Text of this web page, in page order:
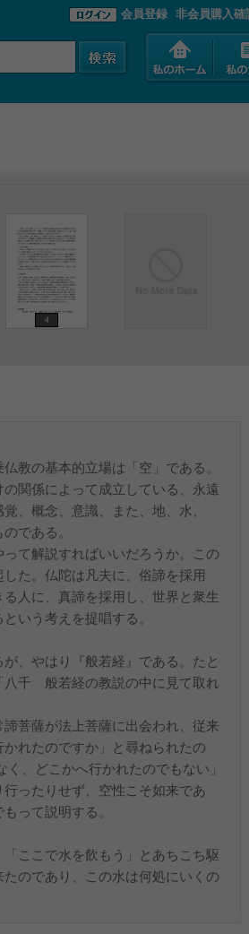
会員登録 非会員購入確
4
教の基本的立場は「空」である。
関係によって成立している、永遠
、概念、意識、また、地、水、
である。
て解説すればいいだろうか。この
た。仏陀は凡夫に、俗諦を採用
人に、真諦を採用し、世界と衆生
いう考えを提唱する。
、やはり『般若経』である。たと
八千 般若経の教説の中に見て取れ
菩薩が法上菩薩に出会われ、従来
れたのですか」と尋ねられたの
、どこかへ行かれたのでもない」
ったりせず、空性こそ如来であ
って説明する。
ここで水を飲もう」とあちこち駆
のであり、この水は何処にいくの